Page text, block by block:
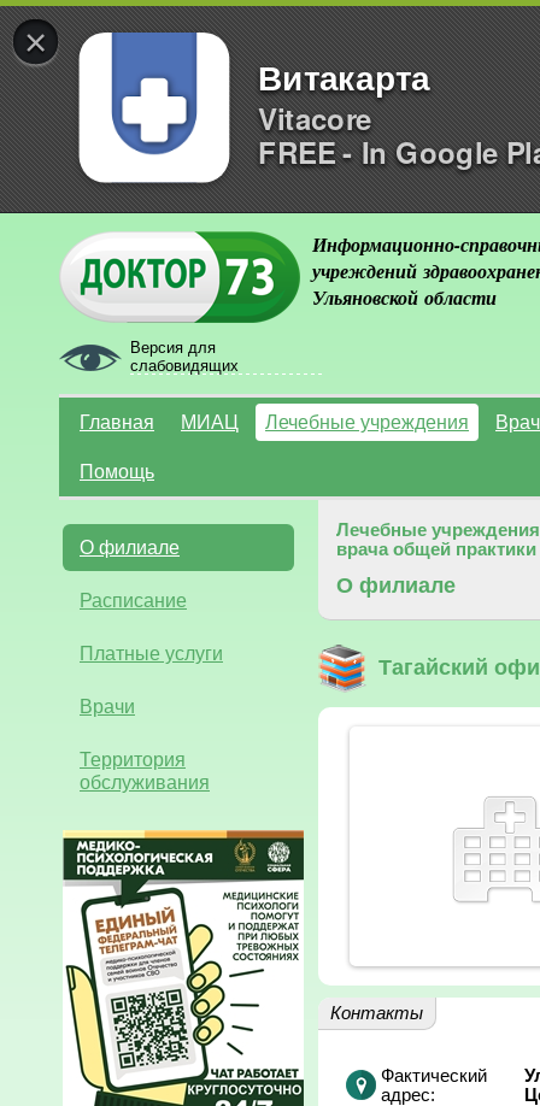
×
Витакарта
Vitacore
FREE - In Google
Версия для
слабовидящих
Информационно-
учреждений
Ульяновской области
Главная МИАЦ Лечебные учреждения
Помощь
О филиале
Расписание
Платные услуги
Врачи
Территория
обслуживания
Лечебные учреждения
врача общей практики
О филиале
Тагайский
Контакты
Фактический
адрес: